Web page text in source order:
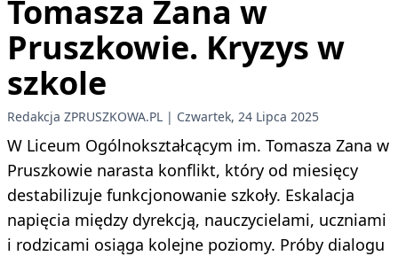
Tomasza Zana w
Pruszkowie. Kryzys w
szkole
Redakcja ZPRUSZKOWA.PL Czwartek, 24 Lipca 2025
W Liceum Ogólnokształcącym im. Tomasza Zana w
Pruszkowie narasta konflikt, który od miesięcy
destabilizuje funkcjonowanie szkoły. Eskalacja
napięcia między dyrekcją, nauczycielami, uczniami
i rodzicami osiąga kolejne poziomy. Próby dialogu